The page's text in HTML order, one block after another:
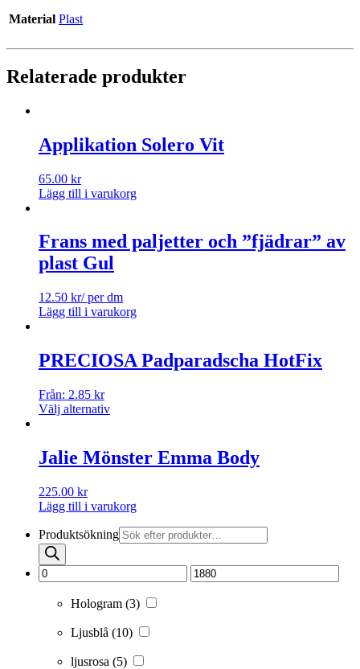
Material Plast
Relaterade produkter
Applikation Solero Vit
65.00 kr
Lägg till i varukorg
Frans med paljetter och ”fjädrar” av
plast Gul
12.50 kr/ per dm
Lägg till i varukorg
PRECIOSA Padparadscha HotFix
Från: 2.85 kr
Välj alternativ
Jalie Mönster Emma Body
225.00 kr
Lägg till i varukorg
Produktsökning
Hologram (3)
Ljusblå (10)
ljusrosa (5)